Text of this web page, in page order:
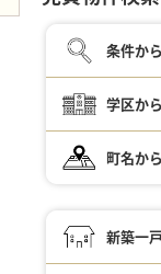
条件か
学区か
町名か
新築一